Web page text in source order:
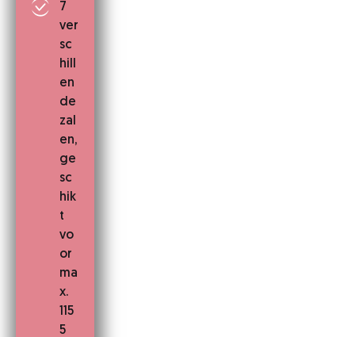
7
ver
sc
hill
en
de
zal
en,
ge
sc
hik
t
vo
or
ma
x.
115
5